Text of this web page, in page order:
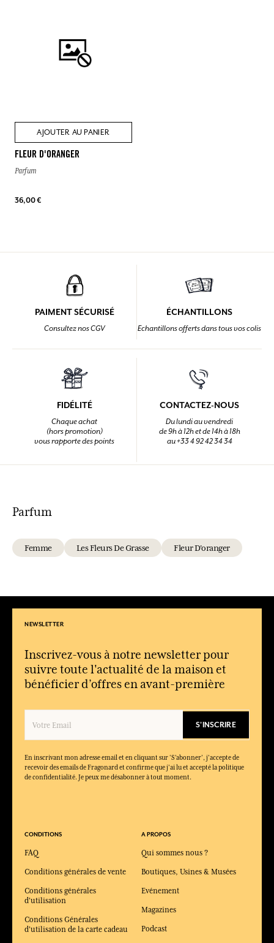
AJOUTER AU PANIER
FLEUR D'ORANGER
Parfum
36,00 €
PAIMENT SÉCURISÉ
Consultez nos CGV
ÉCHANTILLONS
Echantillons offerts dans tous vos colis
FIDÉLITÉ
Chaque achat
(hors promotion)
vous rapporte des points
CONTACTEZ-NOUS
Du lundi au vendredi
de 9h à 12h et de 14h à 18h
au +33 4 92 42 34 34
Parfum
Femme Les Fleurs De Grasse Fleur D'oranger
NEWSLETTER
Inscrivez-vous à notre newsletter pour
suivre toute l'actualité de la maison et
bénéficier d’offres en avant-première
S'INSCRIRE
En inscrivant mon adresse email et en cliquant sur ‘S’abonner’, j'accepte de
recevoir des emails de Fragonard et confirme que j'ai lu et accepté la politique
de confidentialité. Je peux me désabonner à tout moment.
CONDITIONS
FAQ
Conditions générales de vente
Conditions générales
d'utilisation
Conditions Générales
d'utilisation de la carte cadeau
A PROPOS
Qui sommes nous ?
Boutiques, Usines & Musées
Evénement
Magazines
Podcast